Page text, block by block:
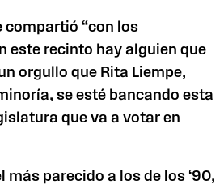
“con los
este recinto hay alguien que
orgullo que Rita Liempe,
se esté bancando esta
que va a votar en
más parecido a los de los ‘90,